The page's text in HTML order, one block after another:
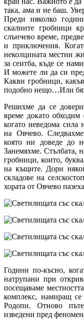
така, ама и не баш.
Преди няколко
скалните гробници
слънчево време,
и приключения.
неколцината местни
за сеитба, къде се
И можете ли да си
Какви гробници,
подобно нещо…Или
Решихме да се
време докато обходим
когато неведома
на Овчево.
която ни доведе до
Занемяхме. Стълбата,
гробници, които,
на къщите. Дори
складове на
хората от Овчево
Години по-късно,
натрупани при
посещаваме
комплекс, намиращ
Родопи. Отново
изведени пред